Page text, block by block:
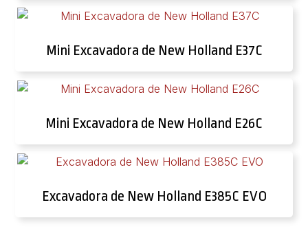
Mini Excavadora de New Holland E37C
Mini Excavadora de New Holland E26C
Excavadora de New Holland E385C EVO